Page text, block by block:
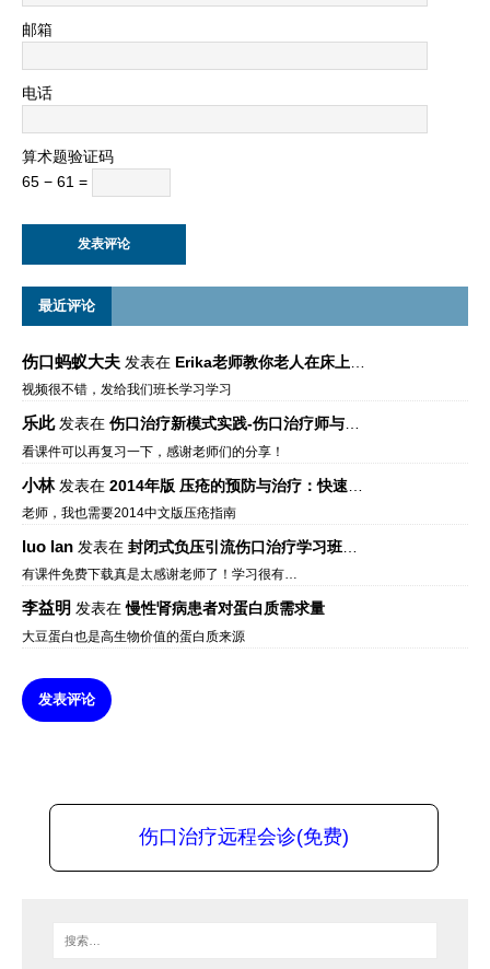
邮箱
电话
算术题验证码
65 − 61 =
最近评论
伤口蚂蚁大夫 发表在 Erika老师教你老人在床上如何左右翻身
视频很不错，发给我们班长学习学习
乐此发表在 伤口治疗新模式实践-伤口治疗师与伤口专科
看课件可以再复习一下，感谢老师们的分享！
小林发表在 2014年版 压疮的预防与治疗：快速参考指南 – 中文版、英文版、芬兰语版、葡萄牙语版
老师，我也需要2014中文版压疮指南
luo lan 发表在 封闭式负压引流伤口治疗学习班课件资料免费下载
有课件免费下载真是太感谢老师了！学习很有…
李益明 发表在慢性肾病患者对蛋白质需求量
大豆蛋白也是高生物价值的蛋白质来源
发表评论
伤口治疗远程会诊(免费)